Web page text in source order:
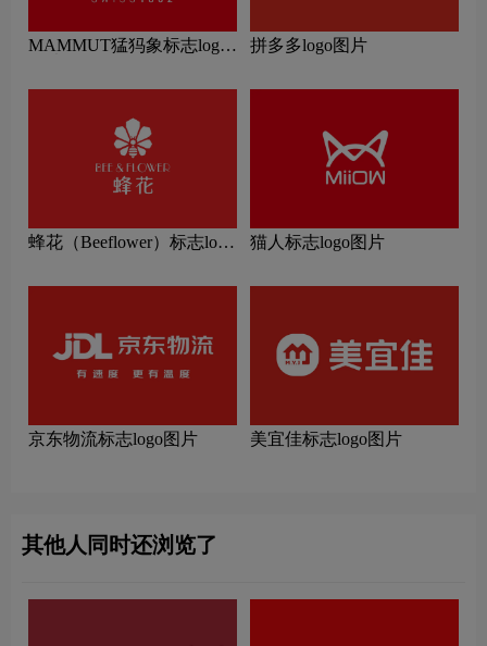
MAMMUT猛犸象标志logo
拼多多logo图片
蜂花（Beeflower）标志logo
猫人标志logo图片
京东物流标志logo图片 美宜佳标志logo图片
其他人同时还浏览了